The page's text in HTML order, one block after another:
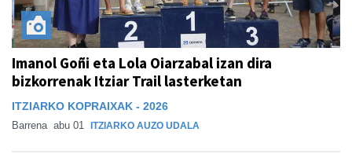
Imanol Goñi eta Lola Oiarzabal izan dira
bizkorrenak Itziar Trail lasterketan
ITZIARKO KOPRAIXAK - 2026
Barrena abu 01 ITZIARKO AUZO UDALA